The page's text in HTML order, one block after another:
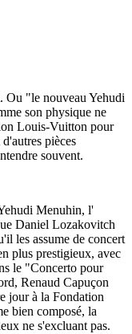
Ou "le nouveau Yehudi
son physique ne
Louis-Vuitton pour
pièces
souvent.
Menuhin, l'
Daniel Lozakovitch
les assume de concert
plus prestigieux, avec
le "Concerto pour
Renaud Capuçon
jour à la Fondation
bien composé, la
ne s'excluant pas.